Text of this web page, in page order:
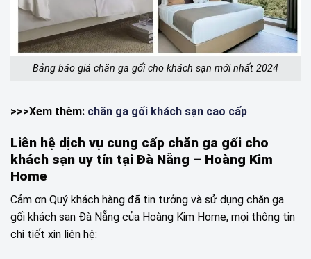
Bảng báo giá chăn ga gối cho khách sạn mới nhất 2024
>>>Xem thêm: chăn ga gối khách sạn cao cấp
Liên hệ dịch vụ cung cấp chăn ga gối cho
khách sạn uy tín tại Đà Nẵng – Hoàng Kim
Home
Cảm ơn Quý khách hàng đã tin tưởng và sử dụng chăn ga
gối khách sạn Đà Nẵng của Hoàng Kim Home, mọi thông tin
chi tiết xin liên hệ: